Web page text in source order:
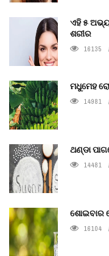
ଏହି ୫
ଶରୀର
16135
ମଧୁମେହ
14981
ଥଣ୍ଡା
14481
ଶୋଇବାର
16104